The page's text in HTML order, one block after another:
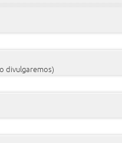
divulgaremos)